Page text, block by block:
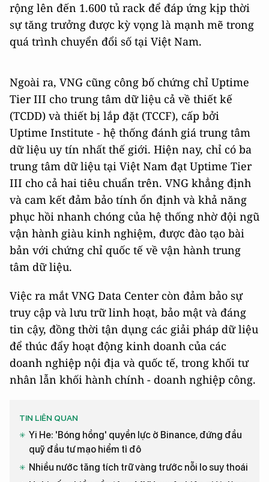
rộng lên đến 1.600 tủ rack để đáp ứng kịp thời
sự tăng trưởng được kỳ vọng là mạnh mẽ trong
quá trình chuyển đổi số tại Việt Nam.
Ngoài ra, VNG cũng công bố chứng chỉ Uptime
Tier III cho trung tâm dữ liệu cả về thiết kế
(TCDD) và thiết bị lắp đặt (TCCF), cấp bởi
Uptime Institute - hệ thống đánh giá trung tâm
dữ liệu uy tín nhất thế giới. Hiện nay, chỉ có ba
trung tâm dữ liệu tại Việt Nam đạt Uptime Tier
III cho cả hai tiêu chuẩn trên. VNG khẳng định
và cam kết đảm bảo tính ổn định và khả năng
phục hồi nhanh chóng của hệ thống nhờ đội ngũ
vận hành giàu kinh nghiệm, được đào tạo bài
bản với chứng chỉ quốc tế về vận hành trung
tâm dữ liệu.
Việc ra mắt VNG Data Center còn đảm bảo sự
truy cập và lưu trữ linh hoạt, bảo mật và đáng
tin cậy, đồng thời tận dụng các giải pháp dữ liệu
để thúc đẩy hoạt động kinh doanh của các
doanh nghiệp nội địa và quốc tế, trong khối tư
nhân lẫn khối hành chính - doanh nghiệp công.
TIN LIÊN QUAN
Yi He: 'Bóng hồng' quyền lực ở Binance, đứng đầu
quỹ đầu tư mạo hiểm tỉ đô
Nhiều nước tăng tích trữ vàng trước nỗi lo suy thoái